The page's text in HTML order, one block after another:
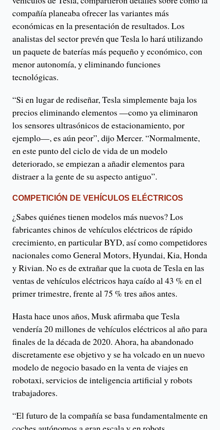
compañía planeaba ofrecer las variantes más
económicas en la presentación de resultados. Los
analistas del sector prevén que Tesla lo hará utilizando
un paquete de baterías más pequeño y económico, con
menor autonomía, y eliminando funciones
tecnológicas.
“Si en lugar de rediseñar, Tesla simplemente baja los
precios eliminando elementos —como ya eliminaron
los sensores ultrasónicos de estacionamiento, por
ejemplo—, es aún peor”, dijo Mercer. “Normalmente,
en este punto del ciclo de vida de un modelo
deteriorado, se empiezan a añadir elementos para
distraer a la gente de su aspecto antiguo”.
COMPETICIÓN DE VEHÍCULOS ELÉCTRICOS
¿Sabes quiénes tienen modelos más nuevos? Los
fabricantes chinos de vehículos eléctricos de rápido
crecimiento, en particular BYD, así como competidores
nacionales como General Motors, Hyundai, Kia, Honda
y Rivian. No es de extrañar que la cuota de Tesla en las
ventas de vehículos eléctricos haya caído al 43 % en el
primer trimestre, frente al 75 % tres años antes.
Hasta hace unos años, Musk afirmaba que Tesla
vendería 20 millones de vehículos eléctricos al año para
finales de la década de 2020. Ahora, ha abandonado
discretamente ese objetivo y se ha volcado en un nuevo
modelo de negocio basado en la venta de viajes en
robotaxi, servicios de inteligencia artificial y robots
trabajadores.
“El futuro de la compañía se basa fundamentalmente en